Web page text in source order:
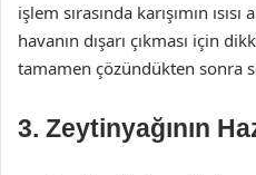
işlem sırasında karışımın
havanın dışarı çıkması için
tamamen çözündükten sonra
3. Zeytinyağının